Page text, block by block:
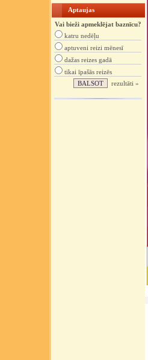
Aptaujas
Vai bieži apmeklējat baznīcu?
katru nedēļu
aptuveni reizi mēnesī
dažas reizes gadā
tikai īpašās reizēs
rezultāti »